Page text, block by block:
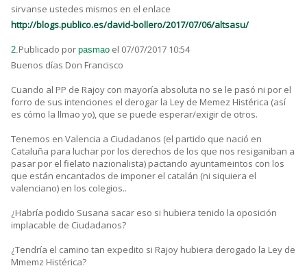
sirvanse ustedes mismos en el enlace
http://blogs.publico.es/david-bollero/2017/07/06/altsasu/
2. Publicado por pasmao el 07/07/2017 10:54
Buenos días Don Francisco
Cuando al PP de Rajoy con mayoría absoluta no se le pasó ni por el
forro de sus intenciones el derogar la Ley de Memez Histérica (así
es cómo la llmao yo), que se puede esperar/exigir de otros.
Tenemos en Valencia a Ciudadanos (el partido que nació en
Cataluña para luchar por los derechos de los que nos resiganiban a
pasar por el fielato nazionalista) pactando ayuntameintos con los
que están encantados de imponer el catalán (ni siquiera el
valenciano) en los colegios..
¿Habría podido Susana sacar eso si hubiera tenido la oposición
implacable de Ciudadanos?
¿Tendría el camino tan expedito si Rajoy hubiera derogado la Ley de
Mmemz Histérica?